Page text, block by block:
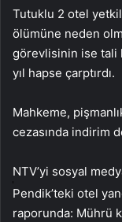
Tutuklu 2 otel
ölümüne neden
görevlisinin ise tali
yıl hapse çarptırdı.
Mahkeme,
cezasında indirim
NTV’yi sosyal
Pendik’teki otel
raporunda: Mührü